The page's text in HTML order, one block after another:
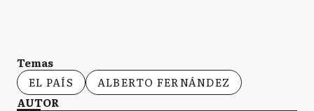
Temas
EL PAÍS
ALBERTO FERNÁNDEZ
AUTOR